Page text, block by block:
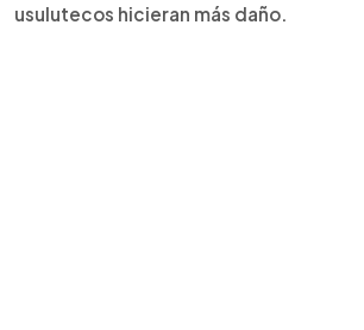
usulutecos hicieran más daño.